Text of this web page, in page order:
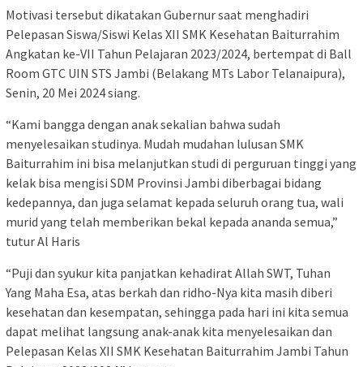
Motivasi tersebut dikatakan Gubernur saat menghadiri
Pelepasan Siswa/Siswi Kelas XII SMK Kesehatan Baiturrahim
Angkatan ke-VII Tahun Pelajaran 2023/2024, bertempat di Ball
Room GTC UIN STS Jambi (Belakang MTs Labor Telanaipura),
Senin, 20 Mei 2024 siang.
“Kami bangga dengan anak sekalian bahwa sudah
menyelesaikan studinya. Mudah mudahan lulusan SMK
Baiturrahim ini bisa melanjutkan studi di perguruan tinggi yang
kelak bisa mengisi SDM Provinsi Jambi diberbagai bidang
kedepannya, dan juga selamat kepada seluruh orang tua, wali
murid yang telah memberikan bekal kepada ananda semua,”
tutur Al Haris
“Puji dan syukur kita panjatkan kehadirat Allah SWT, Tuhan
Yang Maha Esa, atas berkah dan ridho-Nya kita masih diberi
kesehatan dan kesempatan, sehingga pada hari ini kita semua
dapat melihat langsung anak-anak kita menyelesaikan dan
Pelepasan Kelas XII SMK Kesehatan Baiturrahim Jambi Tahun